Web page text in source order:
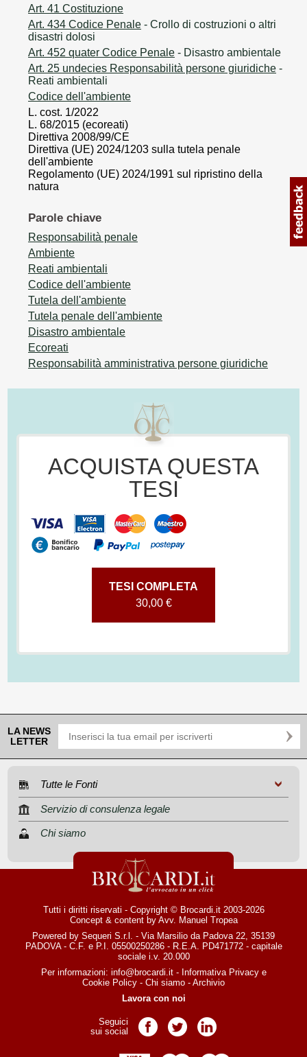
Art. 41 Costituzione
Art. 434 Codice Penale - Crollo di costruzioni o altri
disastri dolosi
Art. 452 quater Codice Penale - Disastro ambientale
Art. 25 undecies Responsabilità persone giuridiche -
Reati ambientali
Codice dell'ambiente
L. cost. 1/2022
L. 68/2015 (ecoreati)
Direttiva 2008/99/CE
Direttiva (UE) 2024/1203 sulla tutela penale
dell'ambiente
Regolamento (UE) 2024/1991 sul ripristino della
natura
Parole chiave
Responsabilità penale
Ambiente
Reati ambientali
Codice dell'ambiente
Tutela dell'ambiente
Tutela penale dell'ambiente
Disastro ambientale
Ecoreati
Responsabilità amministrativa persone giuridiche
ACQUISTA QUESTA
TESI
TESI COMPLETA
30,00 €
LA NEWS
LETTER
Tutte le Fonti
Servizio di consulenza legale
Chi siamo
Tutti i diritti riservati - Copyright © Brocardi.it 2003-2026
Concept & content by Avv. Manuel Tropea
Powered by Sequeri S.r.l. - Via Marsilio da Padova 22, 35139
PADOVA - C.F. e P.I. 05500250286 - R.E.A. PD471772 - capitale
sociale i.v. 20.000
Per informazioni: info@brocardi.it- Informativa Privacye
Cookie Policy - Chi siamo - Archivio
Lavora con noi
Seguici
sui social
Pagina Facebook
Pagina TwitterPagina LinkedIn